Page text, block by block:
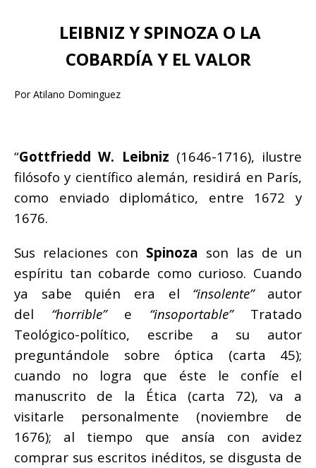
LEIBNIZ Y SPINOZA O LA
COBARDÍA Y EL VALOR
Por Atilano Dominguez
“Gottfriedd W. Leibniz (1646-1716), ilustre
filósofo y científico alemán, residirá en París,
como enviado diplomático, entre 1672 y
1676.
Sus relaciones con Spinoza son las de un
espíritu tan cobarde como curioso. Cuando
ya sabe quién era el “insolente”autor
del “horrible”e “insoportable”Tratado
Teológico-político, escribe a su autor
preguntándole sobre óptica (carta 45);
cuando no logra que éste le confíe el
manuscrito de la Ética (carta 72), va a
visitarle personalmente (noviembre de
1676); al tiempo que ansía con avidez
comprar sus escritos inéditos, se disgusta de